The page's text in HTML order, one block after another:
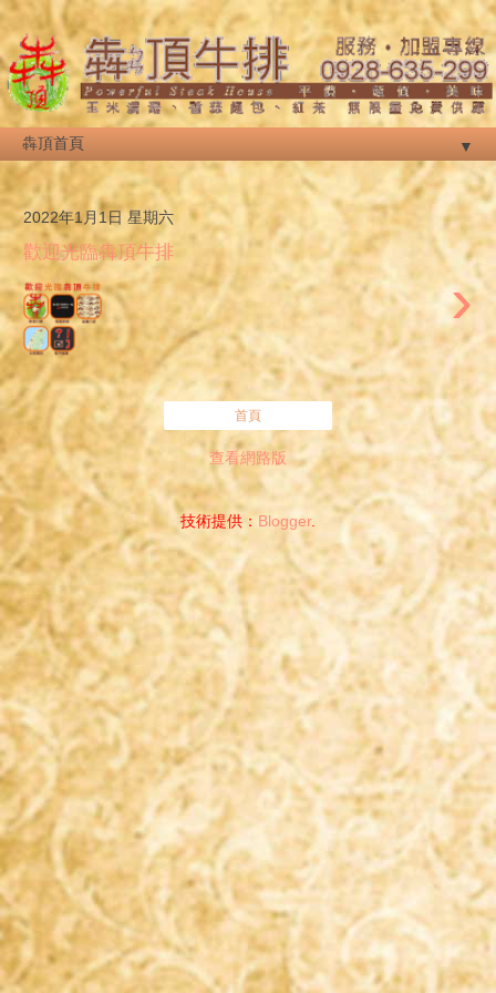
▼
2022年1月1日 星期六
歡迎光臨犇頂牛排
›
首頁
查看網路版
技術提供：Blogger.